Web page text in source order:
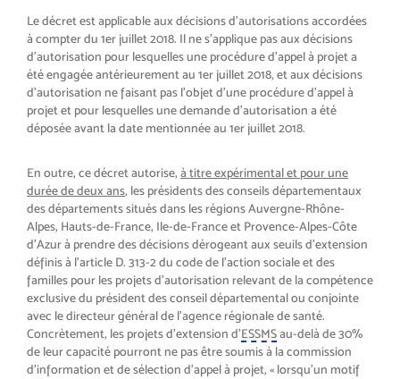
Le décret est applicable aux décisions d’autorisations accordées
à compter du 1er juillet 2018. Il ne s’applique pas aux décisions
d’autorisation pour lesquelles une procédure d’appel à projet a
été engagée antérieurement au 1er juillet 2018, et aux décisions
d’autorisation ne faisant pas l’objet d’une procédure d’appel à
projet et pour lesquelles une demande d’autorisation a été
déposée avant la date mentionnée au 1er juillet 2018.
En outre, ce décret autorise, à titre expérimental et pour une
durée de deux ans, les présidents des conseils départementaux
des départements situés dans les régions Auvergne-Rhône-
Alpes, Hauts-de-France, Ile-de-France et Provence-Alpes-Côte
d’Azur à prendre des décisions dérogeant aux seuils d’extension
définis à l’article D. 313-2 du code de l’action sociale et des
familles pour les projets d’autorisation relevant de la compétence
exclusive du président des conseil départemental ou conjointe
avec le directeur général de l’agence régionale de santé.
Concrètement, les projets d’extension d’ESSMSau-delà de 30%
de leur capacité pourront ne pas être soumis à la commission
d’information et de sélection d’appel à projet, « lorsqu’un motif